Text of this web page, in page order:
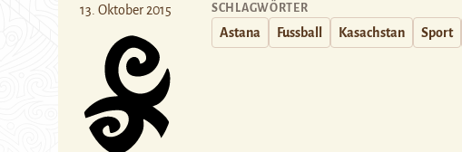
13. Oktober 2015 SCHLAGWÖRTER
Astana Fussball Kasachstan Sport